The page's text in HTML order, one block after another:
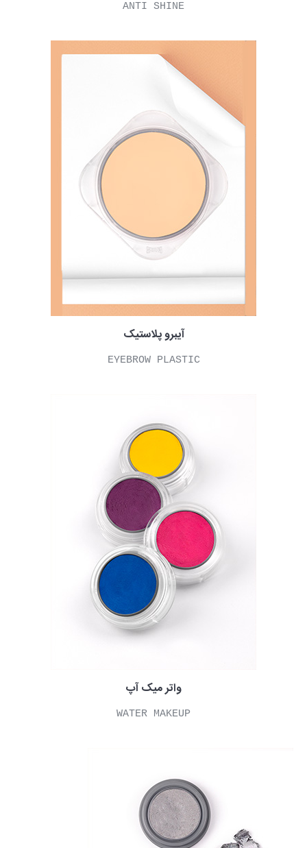
ANTI SHINE
آیبرو پلاستیک
EYEBROW PLASTIC
واتر میک آپ
WATER MAKEUP